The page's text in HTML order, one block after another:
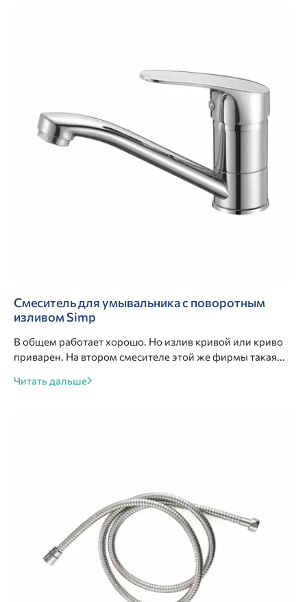
Смеситель для умывальника с поворотным
изливом Simp
В общем работает хорошо. Но излив кривой или криво
приварен. На втором смесителе этой же фирмы такая...
Читать дальше